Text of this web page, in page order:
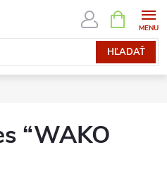
HĽADAŤ
KOŠÍK
“WAKO